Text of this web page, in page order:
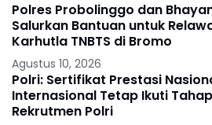
Polres Probolinggo dan
Salurkan Bantuan untuk
Karhutla TNBTS di Bromo
Agustus 10, 2026
Polri: Sertifikat Prestasi
Internasional Tetap Ikuti
Rekrutmen Polri